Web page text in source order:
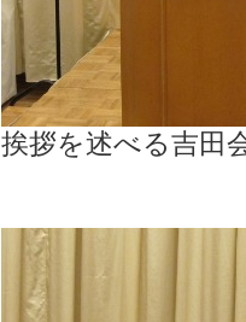
挨拶を述べる吉田